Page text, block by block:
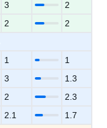
3
2
2
2
1
1
3
1.3
2
2.3
2.1
1.7